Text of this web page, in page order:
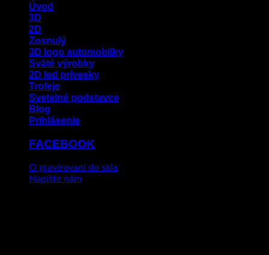
Úvod
3D
2D
Zosnulý
3D logo automobilky
Sväté výrobky
2D led prívesky
Trofeje
Svetelné podstavce
Blog
Prihlásenie
FACEBOOK
O gravírovaní do skla
Napíšte nám